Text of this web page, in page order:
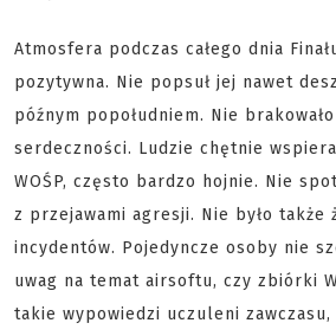
Atmosfera podczas całego dnia
pozytywna. Nie popsuł jej nawet
późnym popołudniem. Nie
serdeczności. Ludzie chętnie
WOŚP, często bardzo hojnie. Nie
z przejawami agresji. Nie było także
incydentów. Pojedyncze osoby nie
uwag na temat airsoftu, czy zbiórki
takie wypowiedzi uczuleni